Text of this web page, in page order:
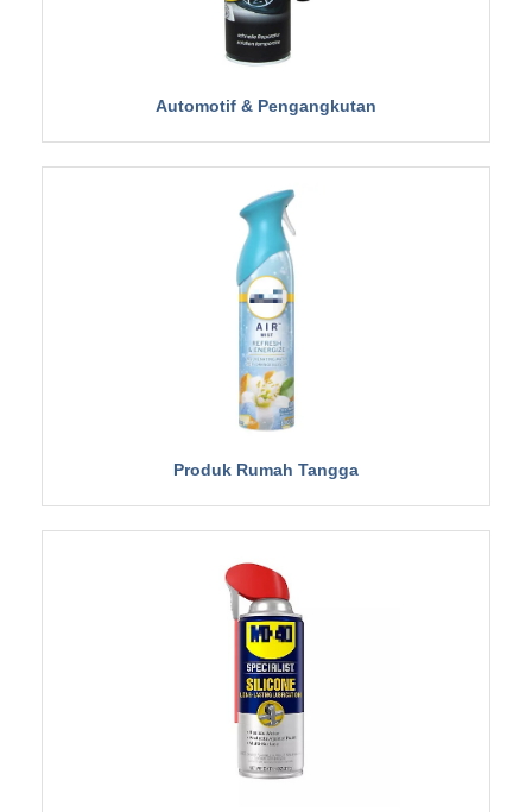
Automotif & Pengangkutan
Produk Rumah Tangga